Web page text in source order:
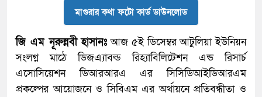
মাগুরার কথা ফটো কার্ড ডাউনলোড
জি এম নূরুন্নবী হাসানঃআজ ৫ই ডিসেম্বর আটুলিয়া ইউনিয়ন
সংলগ্ন মাঠে ডিজএ্যাবল্ড রিহ্যাবিলিটেশন এন্ড রিসার্চ
এসোসিয়েশন ডিআরআরএ এর সিসিডিআইডিআরএম
প্রকল্পের আয়োজনে ও সিবিএম এর অর্থায়নে প্রতিবন্ধীতা ও